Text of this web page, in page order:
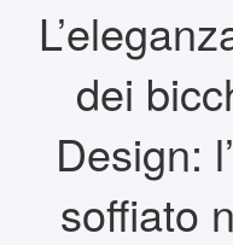
dei
Design:
soffiato